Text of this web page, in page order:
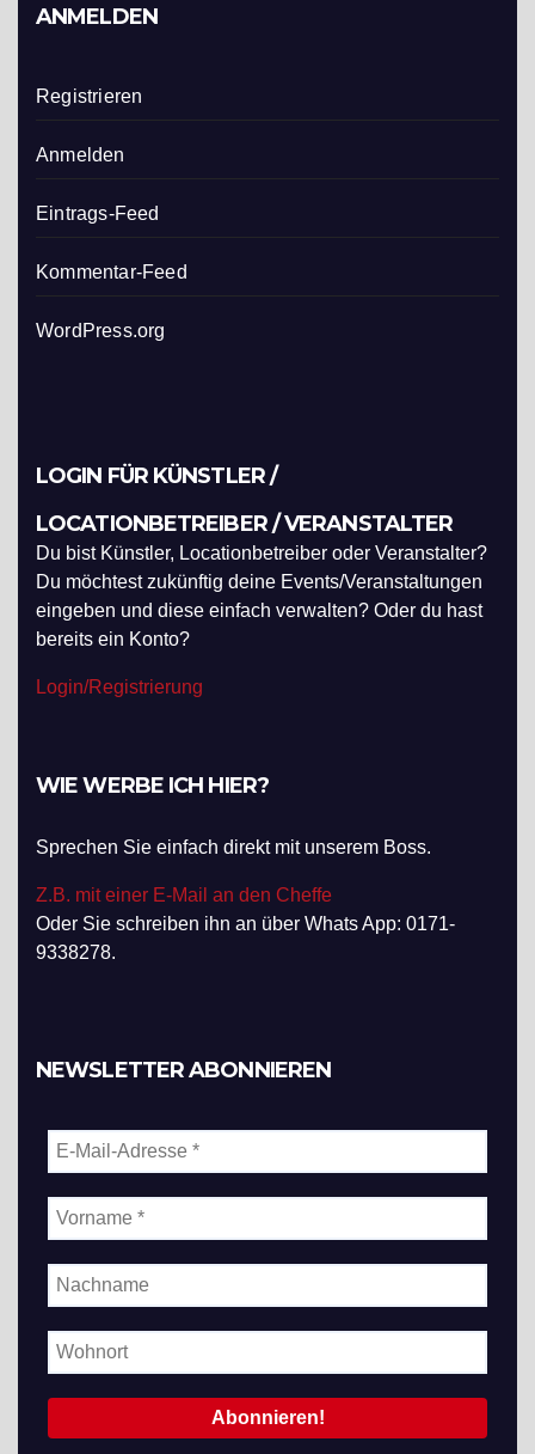
ANMELDEN
Registrieren
Anmelden
Eintrags-Feed
Kommentar-Feed
WordPress.org
LOGIN FÜR KÜNSTLER /
LOCATIONBETREIBER / VERANSTALTER
Du bist Künstler, Locationbetreiber oder Veranstalter?
Du möchtest zukünftig deine Events/Veranstaltungen
eingeben und diese einfach verwalten? Oder du hast
bereits ein Konto?
Login/Registrierung
WIE WERBE ICH HIER?
Sprechen Sie einfach direkt mit unserem Boss.
Z.B. mit einer E-Mail an den Cheffe
Oder Sie schreiben ihn an über Whats App: 0171-
9338278.
NEWSLETTER ABONNIEREN